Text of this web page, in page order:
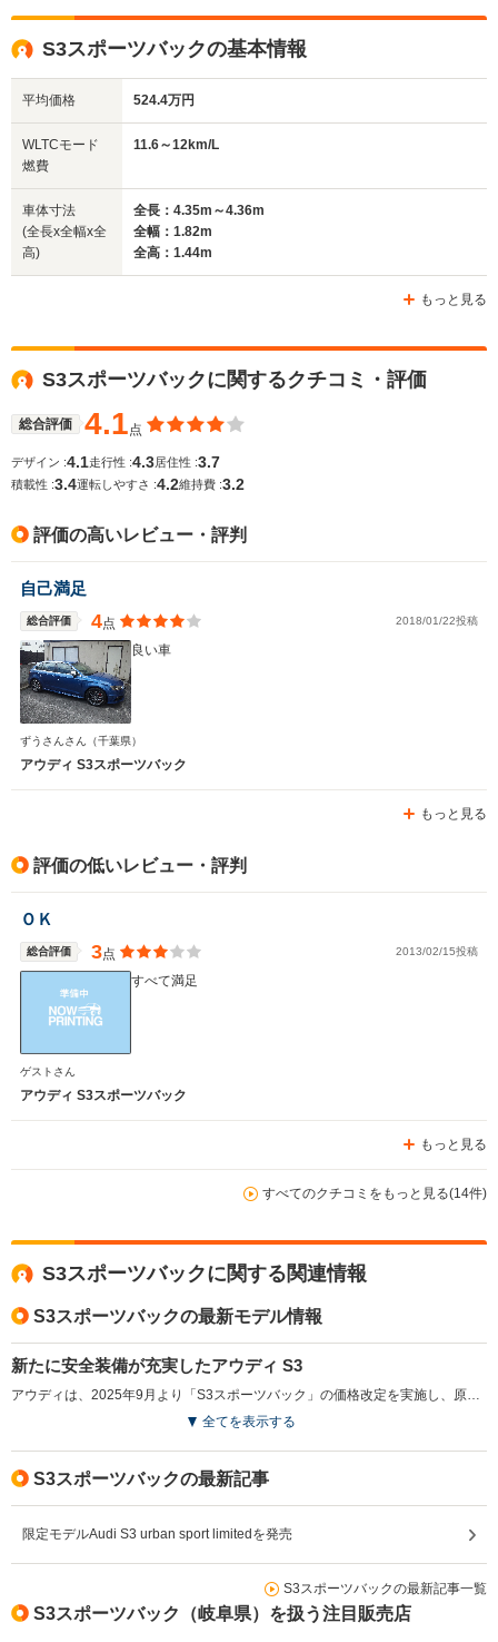
サイズ
(全長x全幅x全高)
WLTCモード
燃費
全高
1.42m
全幅
1.82m
8.7km/L
12.2km/L
14.8km/L
7.7km/L
S3スポーツバックの基本情報
平均価格 524.4万円
WLTCモード
燃費
11.6～12km/L
車体寸法
(全長x全幅x全
高)
全長：4.35m～4.36m
全幅：1.82m
全高：1.44m
もっと見る
S3スポーツバックに関するクチコミ・評価
総合評価 4.1点
デザイン :4.1走行性 :4.3居住性 :3.7
積載性 :3.4運転しやすさ :4.2維持費 :3.2
評価の高いレビュー・評判
自己満足
総合評価 4点 2018/01/22投稿
良い車
ずうさんさん （千葉県）
アウディ S3スポーツバック
もっと見る
評価の低いレビュー・評判
ＯＫ
総合評価 3点 2013/02/15投稿
すべて満足
ゲストさん
アウディ S3スポーツバック
もっと見る
すべてのクチコミをもっと見る(14件)
S3スポーツバックに関する関連情報
S3スポーツバックの最新モデル情報
新たに安全装備が充実したアウディ S3
アウディは、2025年9月より「S3スポーツバック」の価格改定を実施し、原材料費や輸送費の高騰に対応した。今回の仕様変更では、フロントクロストラフィックアシストやスワーブアシスト、ターンアシストが追加された。さらに、パークアシスタントプラスやサラウンドビューカメラを搭載し、利便性と安全性が向上している。（2025.9）
全てを表示する
S3スポーツバックの最新記事
限定モデルAudi S3 urban sport limitedを発売
S3スポーツバックの最新記事一覧
S3スポーツバック（岐阜県）を扱う注目販売店